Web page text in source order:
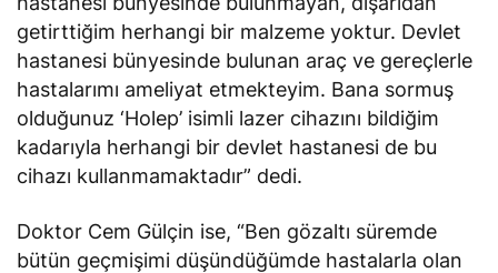
getirttiğim herhangi bir malzeme yoktur. Devlet
hastanesi bünyesinde bulunan araç ve gereçlerle
hastalarımı ameliyat etmekteyim. Bana sormuş
olduğunuz ‘Holep’ isimli lazer cihazını bildiğim
kadarıyla herhangi bir devlet hastanesi de bu
cihazı kullanmamaktadır” dedi.
Doktor Cem Gülçin ise, “Ben gözaltı süremde
bütün geçmişimi düşündüğümde hastalarla olan